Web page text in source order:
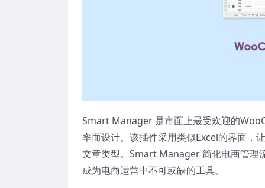
Smart Manager 是市面上最受欢迎的
率而设计。该插件采用类似Excel的界面，
文章类型。Smart Manager 简化电商管理
成为电商运营中不可或缺的工具。